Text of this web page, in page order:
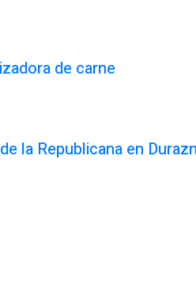
de carne
la Republicana en